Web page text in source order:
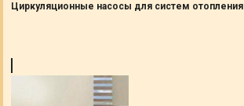
Циркуляционные насосы для систем отопления